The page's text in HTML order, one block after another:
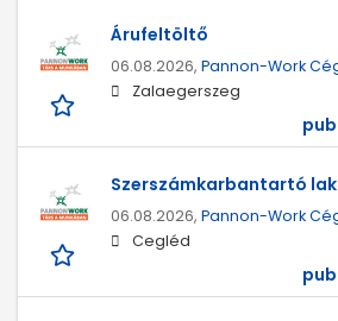
Árufeltöltő
06.08.2026, Pannon-Work
Zalaegerszeg
Szerszámkarbantartó
06.08.2026, Pannon-Work
Cegléd